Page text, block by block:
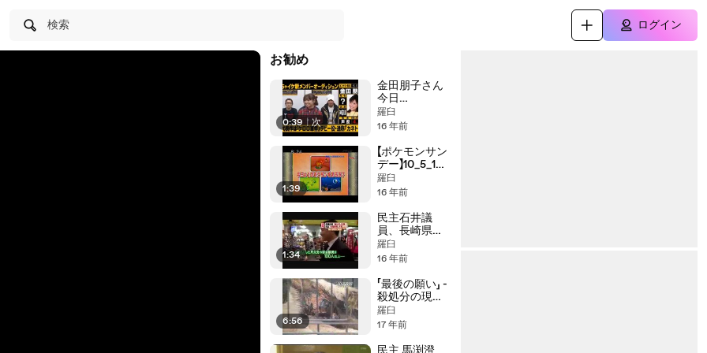
検索 ログイン
お勧め
0:39 | 次
金田朋子さん
今日
（10/09）の
めちゃイケに
羅臼
16 年前
1:39
【ポケモンサン
デー】10_5_16
ポケモンブラ
ック・ホワイ
羅臼
16 年前
1:34
民主石井議
員、長崎県民
を脅す
羅臼
16 年前
6:56
「最後の願い」 -
殺処分の現実
2009_0923
羅臼
17 年前